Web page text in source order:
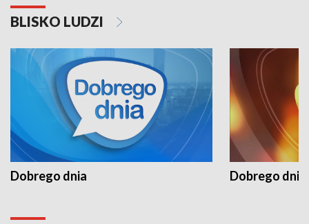
BLISKO LUDZI
Dobrego dnia Dobrego dnia